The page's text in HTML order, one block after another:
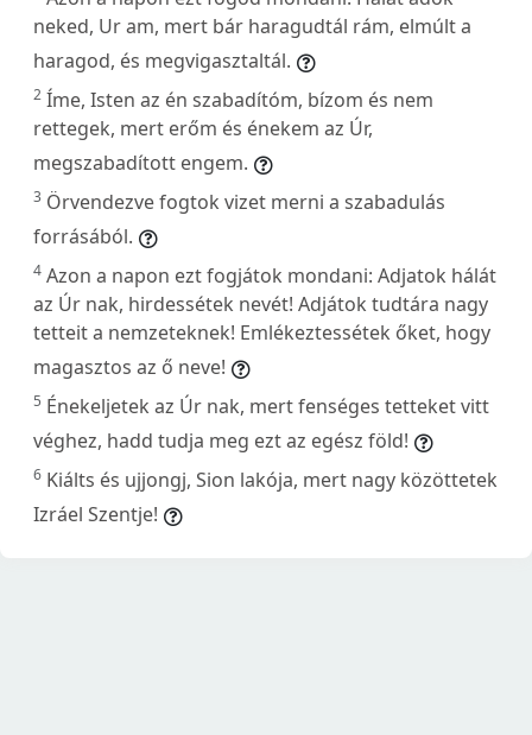
neked, Ur am, mert bár haragudtál rám, elmúlt a
haragod, és megvigasztaltál.
2 Íme, Isten az én szabadítóm, bízom és nem
rettegek, mert erőm és énekem az Úr,
megszabadított engem.
3 Örvendezve fogtok vizet merni a szabadulás
forrásából.
4 Azon a napon ezt fogjátok mondani: Adjatok hálát
az Úr nak, hirdessétek nevét! Adjátok tudtára nagy
tetteit a nemzeteknek! Emlékeztessétek őket, hogy
magasztos az ő neve!
5 Énekeljetek az Úr nak, mert fenséges tetteket vitt
véghez, hadd tudja meg ezt az egész föld!
6 Kiálts és ujjongj, Sion lakója, mert nagy közöttetek
Izráel Szentje!